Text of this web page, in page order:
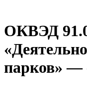
ОКВЭД
парков» —